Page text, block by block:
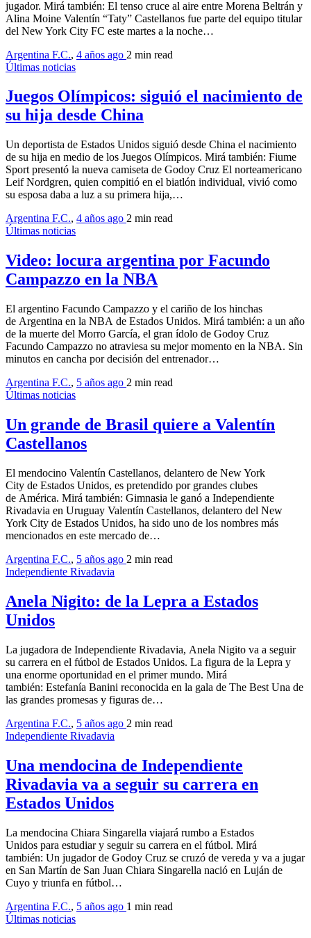
jugador. Mirá también: El tenso cruce al aire entre Morena Beltrán y
Alina Moine Valentín “Taty” Castellanos fue parte del equipo titular
del New York City FC este martes a la noche…
Argentina F.C., 4 años ago 2 min read
Últimas noticias
Juegos Olímpicos: siguió el nacimiento de
su hija desde China
Un deportista de Estados Unidos siguió desde China el nacimiento
de su hija en medio de los Juegos Olímpicos. Mirá también: Fiume
Sport presentó la nueva camiseta de Godoy Cruz El norteamericano
Leif Nordgren, quien compitió en el biatlón individual, vivió como
su esposa daba a luz a su primera hija,…
Argentina F.C., 4 años ago 2 min read
Últimas noticias
Video: locura argentina por Facundo
Campazzo en la NBA
El argentino Facundo Campazzo y el cariño de los hinchas
de Argentina en la NBA de Estados Unidos. Mirá también: a un año
de la muerte del Morro García, el gran ídolo de Godoy Cruz
Facundo Campazzo no atraviesa su mejor momento en la NBA. Sin
minutos en cancha por decisión del entrenador…
Argentina F.C., 5 años ago 2 min read
Últimas noticias
Un grande de Brasil quiere a Valentín
Castellanos
El mendocino Valentín Castellanos, delantero de New York
City de Estados Unidos, es pretendido por grandes clubes
de América. Mirá también: Gimnasia le ganó a Independiente
Rivadavia en Uruguay Valentín Castellanos, delantero del New
York City de Estados Unidos, ha sido uno de los nombres más
mencionados en este mercado de…
Argentina F.C., 5 años ago 2 min read
Independiente Rivadavia
Anela Nigito: de la Lepra a Estados
Unidos
La jugadora de Independiente Rivadavia, Anela Nigito va a seguir
su carrera en el fútbol de Estados Unidos. La figura de la Lepra y
una enorme oportunidad en el primer mundo. Mirá
también: Estefanía Banini reconocida en la gala de The Best Una de
las grandes promesas y figuras de…
Argentina F.C., 5 años ago 2 min read
Independiente Rivadavia
Una mendocina de Independiente
Rivadavia va a seguir su carrera en
Estados Unidos
La mendocina Chiara Singarella viajará rumbo a Estados
Unidos para estudiar y seguir su carrera en el fútbol. Mirá
también: Un jugador de Godoy Cruz se cruzó de vereda y va a jugar
en San Martín de San Juan Chiara Singarella nació en Luján de
Cuyo y triunfa en fútbol…
Argentina F.C., 5 años ago 1 min read
Últimas noticias